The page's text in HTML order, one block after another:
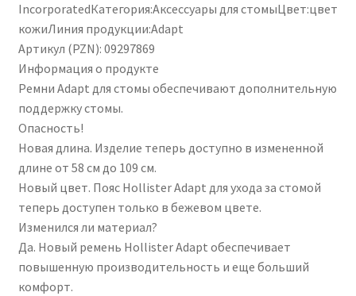
IncorporatedКатегория:Аксессуары для стомыЦвет:цвет
кожиЛиния продукции:Adapt
Артикул (PZN): 09297869
Информация о продукте
Ремни Adapt для стомы обеспечивают дополнительную
поддержку стомы.
Опасность!
Новая длина. Изделие теперь доступно в измененной
длине от 58 см до 109 см.
Новый цвет. Пояс Hollister Adapt для ухода за стомой
теперь доступен только в бежевом цвете.
Изменился ли материал?
Да. Новый ремень Hollister Adapt обеспечивает
повышенную производительность и еще больший
комфорт.